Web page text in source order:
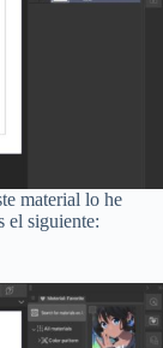
material lo he
el siguiente: